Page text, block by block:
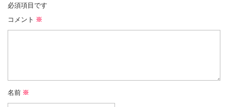
必須項目です
コメント ※
名前 ※